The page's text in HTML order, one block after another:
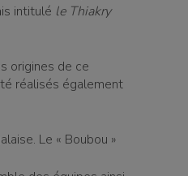
intitulé le Thiakry
origines de ce
réalisés également
Le « Boubou »